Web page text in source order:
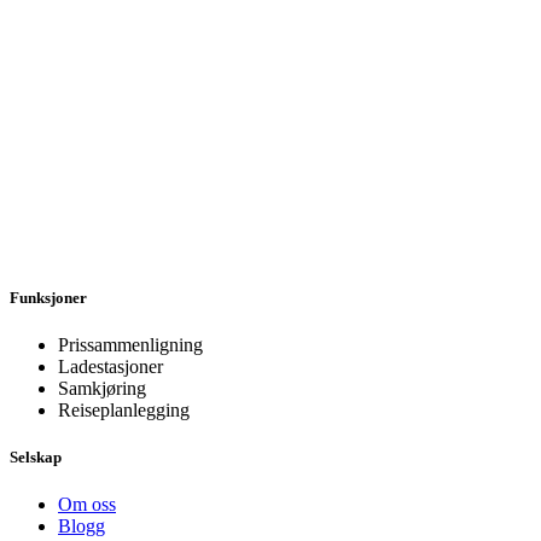
Funksjoner
Prissammenligning
Ladestasjoner
Samkjøring
Reiseplanlegging
Selskap
Om oss
Blogg